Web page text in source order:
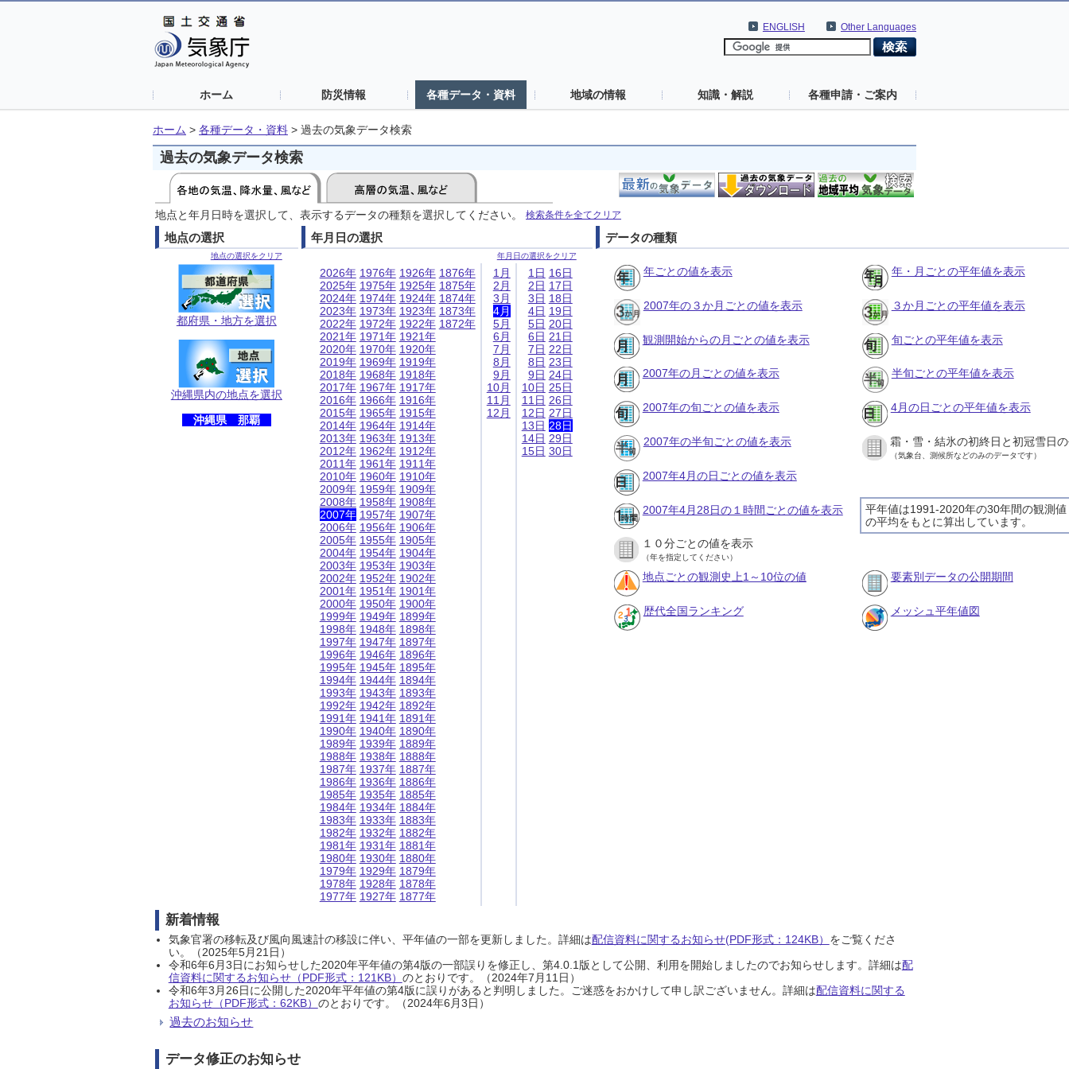
Other Languages
ENGLISH
ホーム 防災情報 各種データ・資料 地域の情報 知識・解説 各種申請・ご案内
ホーム > 各種データ・資料 > 過去の気象データ検索
過去の気象データ検索
地点と年月日時を選択して、表示するデータの種類を選択してください。 検索条件を全てクリア
地点の選択
地点の選択をクリア
都府県・地方を選択
沖縄県内の地点を選択
沖縄県 那覇
年月日の選択
年月日の選択をクリア
2026年
2025年
2024年
2023年
2022年
2021年
2020年
2019年
2018年
2017年
2016年
2015年
2014年
2013年
2012年
2011年
2010年
2009年
2008年
2007年
2006年
2005年
2004年
2003年
2002年
2001年
2000年
1999年
1998年
1997年
1996年
1995年
1994年
1993年
1992年
1991年
1990年
1989年
1988年
1987年
1986年
1985年
1984年
1983年
1982年
1981年
1980年
1979年
1978年
1977年
1976年
1975年
1974年
1973年
1972年
1971年
1970年
1969年
1968年
1967年
1966年
1965年
1964年
1963年
1962年
1961年
1960年
1959年
1958年
1957年
1956年
1955年
1954年
1953年
1952年
1951年
1950年
1949年
1948年
1947年
1946年
1945年
1944年
1943年
1942年
1941年
1940年
1939年
1938年
1937年
1936年
1935年
1934年
1933年
1932年
1931年
1930年
1929年
1928年
1927年
1926年
1925年
1924年
1923年
1922年
1921年
1920年
1919年
1918年
1917年
1916年
1915年
1914年
1913年
1912年
1911年
1910年
1909年
1908年
1907年
1906年
1905年
1904年
1903年
1902年
1901年
1900年
1899年
1898年
1897年
1896年
1895年
1894年
1893年
1892年
1891年
1890年
1889年
1888年
1887年
1886年
1885年
1884年
1883年
1882年
1881年
1880年
1879年
1878年
1877年
1876年
1875年
1874年
1873年
1872年
1月
2月
3月
4月
5月
6月
7月
8月
9月
10月
11月
12月
1日
2日
3日
4日
5日
6日
7日
8日
9日
10日
11日
12日
13日
14日
15日
16日
17日
18日
19日
20日
21日
22日
23日
24日
25日
26日
27日
28日
29日
30日
データの種類
年ごとの値を表示 年・月ごとの平年値を表示
2007年の３か月ごとの値を表示 ３か月ごとの平年値を表示
観測開始からの月ごとの値を表示 旬ごとの平年値を表示
2007年の月ごとの値を表示 半旬ごとの平年値を表示
2007年の旬ごとの値を表示 4月の日ごとの平年値を表示
2007年の半旬ごとの値を表示 霜・雪・結氷の初終日と初冠雪日
（気象台、測候所などのみのデータです）
2007年4月の日ごとの値を表示
平年値は1991-2020年の30年間の観測値
の平均をもとに算出しています。
2007年4月28日の１時間ごとの値を表示
１０分ごとの値を表示
（年を指定してください）
地点ごとの観測史上1～10位の値 要素別データの公開期間
歴代全国ランキング メッシュ平年値図
新着情報
気象官署の移転及び風向風速計の移設に伴い、平年値の一部を更新しました。詳細は配信資料に関するお知らせ(PDF形式：124KB） をご覧くださ
い。（2025年5月21日）
令和6年6月3日にお知らせした2020年平年値の第4版の一部誤りを修正し、第4.0.1版として公開、利用を開始しましたのでお知らせします。詳細は配
信資料に関するお知らせ（PDF形式：121KB） のとおりです。（2024年7月11日）
令和6年3月26日に公開した2020年平年値の第4版に誤りがあると判明しました。ご迷惑をおかけして申し訳ございません。詳細は配信資料に関する
お知らせ（PDF形式：62KB） のとおりです。（2024年6月3日）
過去のお知らせ
データ修正のお知らせ